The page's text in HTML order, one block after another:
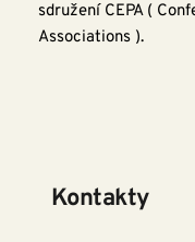
sdružení CEPA (
Associations ).
Kontakty